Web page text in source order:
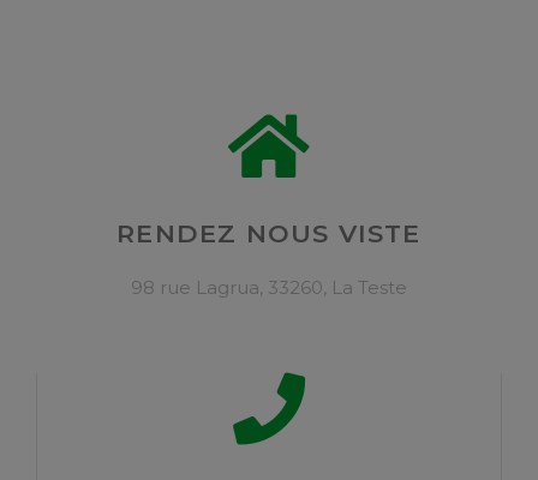
RENDEZ NOUS VISTE
98 rue Lagrua, 33260, La Teste